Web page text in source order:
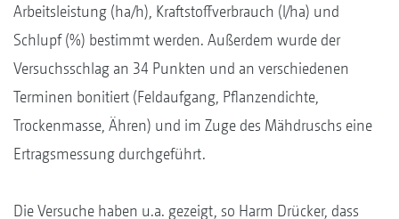
Arbeitsleistung (ha/h), Kraftstoffverbrauch (l/ha) und
Schlupf (%) bestimmt werden. Außerdem wurde der
Versuchsschlag an 34 Punkten und an verschiedenen
Terminen bonitiert (Feldaufgang, Pflanzendichte,
Trockenmasse, Ähren) und im Zuge des Mähdruschs eine
Ertragsmessung durchgeführt.
Die Versuche haben u.a. gezeigt, so Harm Drücker, dass